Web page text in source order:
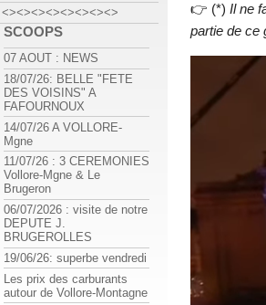
👉 (*) Il ne
partie de ce
<><><><><><><><>
SCOOPS
07 AOUT : NEWS
18/07/26: BELLE "FETE
DES VOISINS" A
FAFOURNOUX
14/07/26 A VOLLORE-
Mgne
11/07/26 : 3 CEREMONIES
Vollore-Mgne & Le
Brugeron
06/07/2026 : visite de notre
DEPUTE J.
BRUGEROLLES
19/06/26: superbe vendredi
Les prix des carburants
autour de Vollore-Montagne